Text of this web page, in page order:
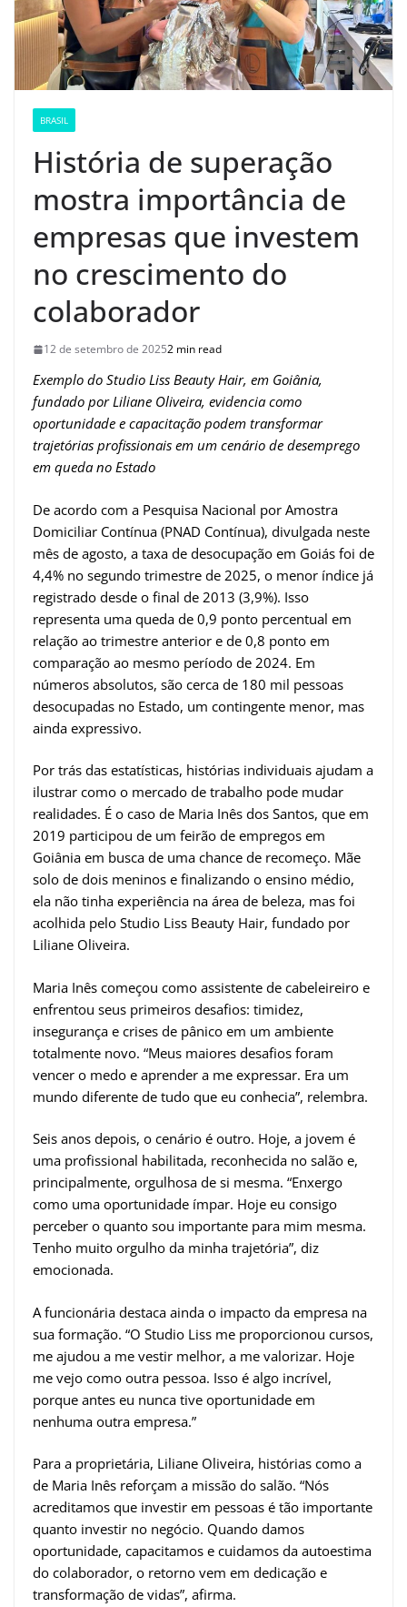
BRASIL
História de superação
mostra importância de
empresas que investem
no crescimento do
colaborador
12 de setembro de 20252 min read
Exemplo do Studio Liss Beauty Hair, em Goiânia,
fundado por Liliane Oliveira, evidencia como
oportunidade e capacitação podem transformar
trajetórias profissionais em um cenário de desemprego
em queda no Estado
De acordo com a Pesquisa Nacional por Amostra
Domiciliar Contínua (PNAD Contínua), divulgada neste
mês de agosto, a taxa de desocupação em Goiás foi de
4,4% no segundo trimestre de 2025, o menor índice já
registrado desde o final de 2013 (3,9%). Isso
representa uma queda de 0,9 ponto percentual em
relação ao trimestre anterior e de 0,8 ponto em
comparação ao mesmo período de 2024. Em
números absolutos, são cerca de 180 mil pessoas
desocupadas no Estado, um contingente menor, mas
ainda expressivo.
Por trás das estatísticas, histórias individuais ajudam a
ilustrar como o mercado de trabalho pode mudar
realidades. É o caso de Maria Inês dos Santos, que em
2019 participou de um feirão de empregos em
Goiânia em busca de uma chance de recomeço. Mãe
solo de dois meninos e finalizando o ensino médio,
ela não tinha experiência na área de beleza, mas foi
acolhida pelo Studio Liss Beauty Hair, fundado por
Liliane Oliveira.
Maria Inês começou como assistente de cabeleireiro e
enfrentou seus primeiros desafios: timidez,
insegurança e crises de pânico em um ambiente
totalmente novo. “Meus maiores desafios foram
vencer o medo e aprender a me expressar. Era um
mundo diferente de tudo que eu conhecia”, relembra.
Seis anos depois, o cenário é outro. Hoje, a jovem é
uma profissional habilitada, reconhecida no salão e,
principalmente, orgulhosa de si mesma. “Enxergo
como uma oportunidade ímpar. Hoje eu consigo
perceber o quanto sou importante para mim mesma.
Tenho muito orgulho da minha trajetória”, diz
emocionada.
A funcionária destaca ainda o impacto da empresa na
sua formação. “O Studio Liss me proporcionou cursos,
me ajudou a me vestir melhor, a me valorizar. Hoje
me vejo como outra pessoa. Isso é algo incrível,
porque antes eu nunca tive oportunidade em
nenhuma outra empresa.”
Para a proprietária, Liliane Oliveira, histórias como a
de Maria Inês reforçam a missão do salão. “Nós
acreditamos que investir em pessoas é tão importante
quanto investir no negócio. Quando damos
oportunidade, capacitamos e cuidamos da autoestima
do colaborador, o retorno vem em dedicação e
transformação de vidas”, afirma.